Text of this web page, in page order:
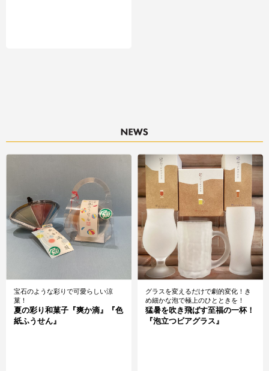
宝石のような彩りで可愛らしい涼
菓！
夏の彩り和菓子『爽か滴』『色
紙ふうせん』
グラスを変えるだけで劇的変化！き
め細かな泡で極上のひとときを！
猛暑を吹き飛ばす至福の一杯！
『泡立つビアグラス』